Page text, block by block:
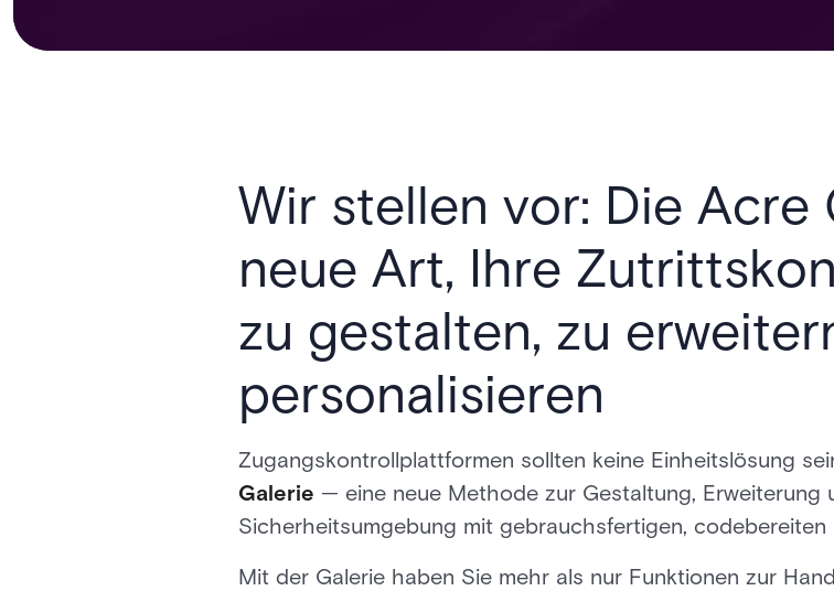
Wir stellen vor: Die Acre
neue Art, Ihre
zu gestalten, zu
personalisieren
Zugangskontrollplattformen sollten keine Einheitslösung
Galerie — eine neue Methode zur Gestaltung, Erweiterung
Sicherheitsumgebung mit gebrauchsfertigen,
Mit der Galerie haben Sie mehr als nur Funktionen zur